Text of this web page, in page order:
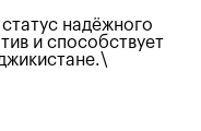
надёжного
и способствует